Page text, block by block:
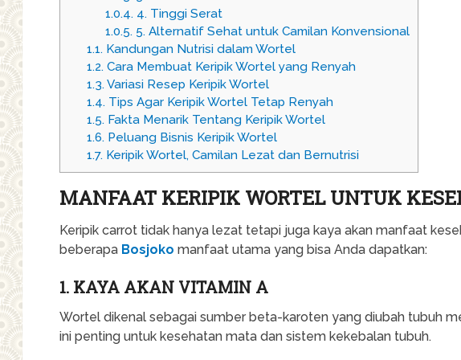
1.0.4.4. Tinggi Serat
1.0.5.5. Alternatif Sehat untuk Camilan Konvensional
1.1.Kandungan Nutrisi dalam Wortel
1.2.Cara Membuat Keripik Wortel yang Renyah
1.3.Variasi Resep Keripik Wortel
1.4.Tips Agar Keripik Wortel Tetap Renyah
1.5.Fakta Menarik Tentang Keripik Wortel
1.6.Peluang Bisnis Keripik Wortel
1.7.Keripik Wortel, Camilan Lezat dan Bernutrisi
MANFAAT KERIPIK WORTEL UNTUK
Keripik carrot tidak hanya lezat tetapi juga kaya akan manfaat
beberapa Bosjoko manfaat utama yang bisa Anda dapatkan:
1. KAYA AKAN VITAMIN A
Wortel dikenal sebagai sumber beta-karoten yang diubah tubuh
ini penting untuk kesehatan mata dan sistem kekebalan tubuh.